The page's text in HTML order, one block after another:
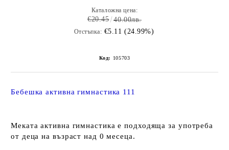
Каталожна цена:
€20.45 40.00лв.
Отстъпка: €5.11 (24.99%)
Код: 105703
Бебешка активна гимнастика 111
Меката активна гимнастика е подходяща за употреба
от деца на възраст над 0 месеца.